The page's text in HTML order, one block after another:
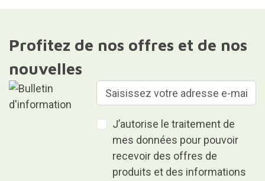
Profitez de nos offres et de nos
nouvelles
J’autorise le traitement de
mes données pour pouvoir
recevoir des offres de
produits et des informations